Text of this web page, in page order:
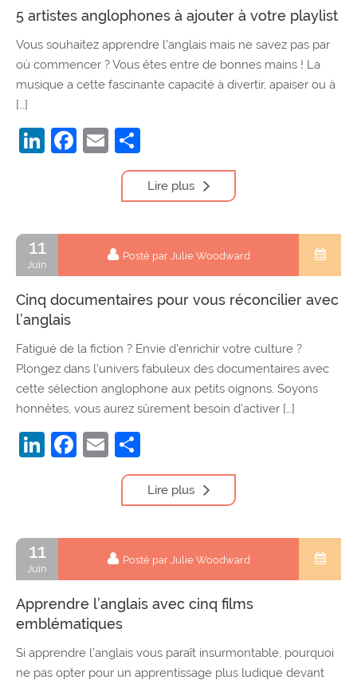
5 artistes anglophones à ajouter à votre playlist
Vous souhaitez apprendre l’anglais mais ne savez pas par
où commencer ? Vous êtes entre de bonnes mains ! La
musique a cette fascinante capacité à divertir, apaiser ou à
[…]
LinkedIn
Facebook
Email
Lire plus
11
Juin
Posté par Julie Woodward
Cinq documentaires pour vous réconcilier avec
l’anglais
Fatigué de la fiction ? Envie d’enrichir votre culture ?
Plongez dans l’univers fabuleux des documentaires avec
cette sélection anglophone aux petits oignons. Soyons
honnêtes, vous aurez sûrement besoin d’activer […]
LinkedIn
Facebook
Email
Lire plus
11
Juin
Posté par Julie Woodward
Apprendre l’anglais avec cinq films
emblématiques
Si apprendre l’anglais vous paraît insurmontable, pourquoi
ne pas opter pour un apprentissage plus ludique devant